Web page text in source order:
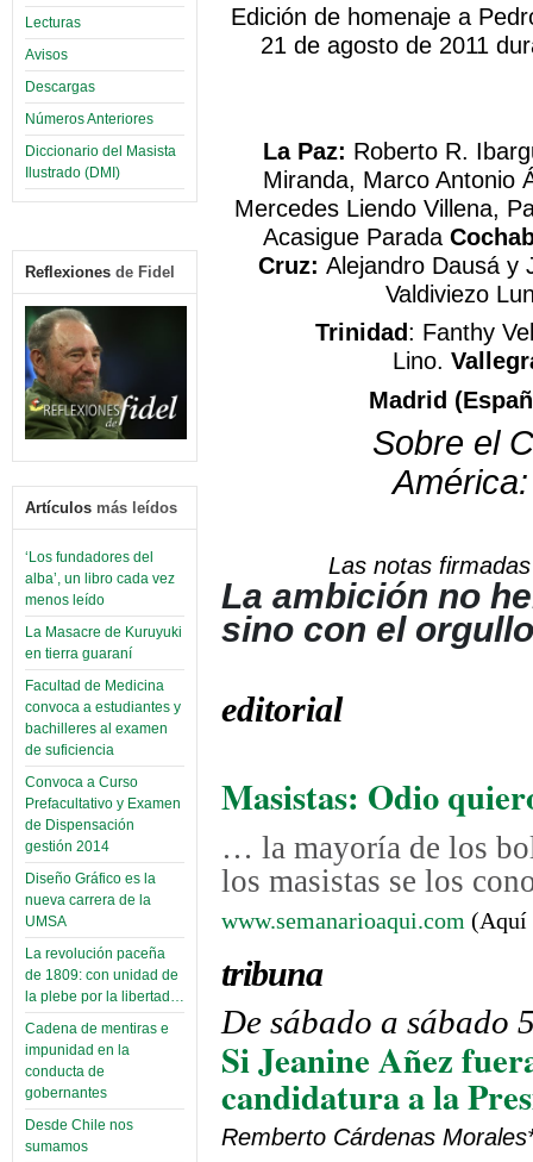
Lecturas
Avisos
Descargas
Números Anteriores
Diccionario del Masista
Ilustrado (DMI)
Reflexiones de Fidel
Artículos más leídos
‘Los fundadores del
alba’, un libro cada vez
menos leído
La Masacre de Kuruyuki
en tierra guaraní
Facultad de Medicina
convoca a estudiantes y
bachilleres al examen
de suficiencia
Convoca a Curso
Prefacultativo y Examen
de Dispensación
gestión 2014
Diseño Gráfico es la
nueva carrera de la
UMSA
La revolución paceña
de 1809: con unidad de
la plebe por la libertad…
Cadena de mentiras e
impunidad en la
conducta de
gobernantes
Desde Chile nos
sumamos
Edición de homenaje a
21 de agosto de 2011
La Paz: Roberto R.
Miranda, Marco Antonio
Mercedes Liendo Villena,
Acasigue Parada
Cruz: Alejandro Dausá y
Valdiviezo
Trinidad: Fanthy
Lino.
Madrid
Sobre el
Las notas
La ambición no
sino con el
editorial
Masistas: Odio
… la mayoría de los
los masistas se los
www.semanarioaqui.com (Aquí
tribuna
De sábado a sábado
Si Jeanine Añez
candidatura a la
Remberto Cárdenas